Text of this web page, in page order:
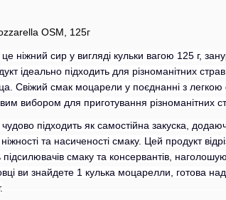
OSM, 125г
ніжний сир у вигляді кульки вагою 125 г,
ідеально підходить для різноманітних
Свіжий смак моцарели у поєднанні з легкою
вибором для приготування різноманітних
підходить як самостійна закуска,
та насиченості смаку. Цей продукт
підсилювачів смаку та консервантів,
ви знайдете 1 кулька моцарелли, готова